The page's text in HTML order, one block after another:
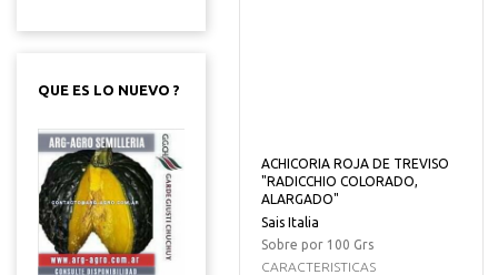
QUE ES LO NUEVO ?
ACHICORIA ROJA DE TREVISO
"RADICCHIO COLORADO,
ALARGADO"
Sais Italia
Sobre por 100 Grs
CARACTERISTICAS